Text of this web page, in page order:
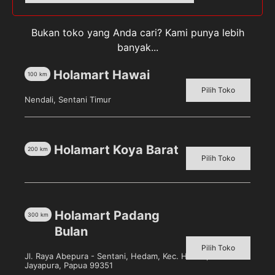
gr/
Deskripsi
Ulasan (0)
Pack] merupakan biskuit Oreo dengan kelezatan krim
yang tebal dan lezat dalam biskuit yang akan
Bukan toko yang Anda cari? Kami punya lebih
banyak...
Holamart Hawai
100 km
Nendali, Sentani Timur
Pilih Toko
Holamart Koya Barat
200 km
Pilih Toko
Holamart Padang
Bulan
300 km
Jl. Raya Abepura - Sentani, Hedam, Kec. Heram, Kota
Jayapura, Papua 99351
Pilih Toko